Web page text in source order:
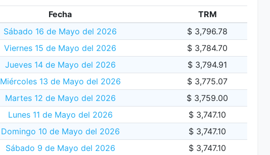
Fecha
TRM
Sábado 16 de Mayo del 2026
$ 3,796.78
Viernes 15 de Mayo del 2026
$ 3,784.70
Jueves 14 de Mayo del 2026
$ 3,794.91
Miércoles 13 de Mayo del 2026
$ 3,775.07
Martes 12 de Mayo del 2026
$ 3,759.00
Lunes 11 de Mayo del 2026
$ 3,747.10
Domingo 10 de Mayo del 2026
$ 3,747.10
Sábado 9 de Mayo del 2026
$ 3,747.10